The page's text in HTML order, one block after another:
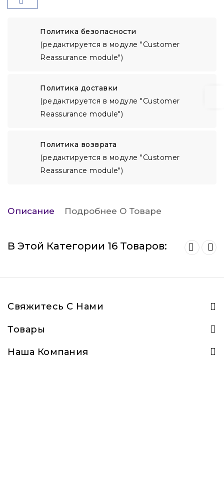
Политика безопасности
(редактируется в модуле "Customer
Reassurance module")
Политика доставки
(редактируется в модуле "Customer
Reassurance module")
Политика возврата
(редактируется в модуле "Customer
Reassurance module")
Описание Подробнее О Товаре
В Этой Категории 16 Товаров:
Свяжитесь С Нами
Товары
Наша Компания